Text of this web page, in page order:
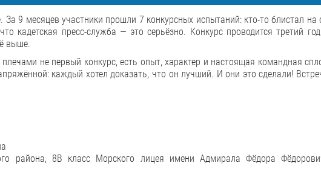
За 9 месяцев участники прошли 7 конкурсных испытаний: кто-то блистал на
кадетская пресс-служба — это серьёзно. Конкурс проводится третий
выше.
не первый конкурс, есть опыт, характер и настоящая командная
каждый хотел доказать, что он лучший. И они это сделали!
района, 8В класс Морского лицея имени Адмирала Фёдора